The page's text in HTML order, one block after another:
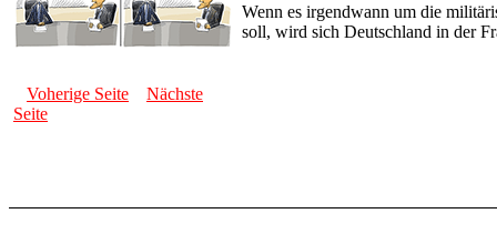
Wenn es irgendwann um die
soll, wird sich Deutschland in der
Voherige Seite
Nächste
Seite